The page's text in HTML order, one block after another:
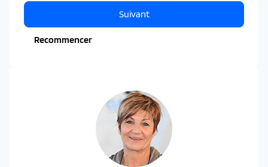
Recommencer
Suivant